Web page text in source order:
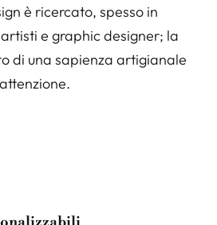
è ricercato, spesso in
e graphic designer; la
di una sapienza artigianale